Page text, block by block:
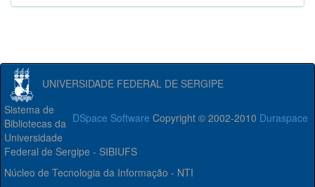
UNIVERSIDADE FEDERAL DE SERGIPE
DSpace Software Copyright © 2002-2010 Duraspace
Sistema de
Bibliotecas da
Universidade
Federal de Sergipe - SIBIUFS
Núcleo de Tecnologia da Informação - NTI